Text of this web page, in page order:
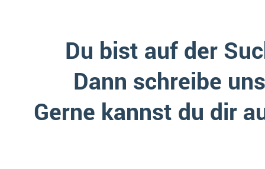
Du bist auf der
Dann schreibe
Gerne kannst du dir